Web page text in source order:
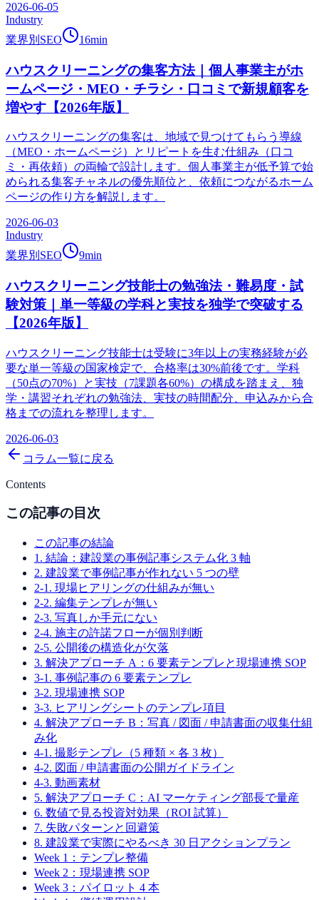
2026-06-05
Industry
業界別SEO
16min
ハウスクリーニングの集客方法｜個人事業主がホ
ームページ・MEO・チラシ・口コミで新規顧客を
増やす【2026年版】
ハウスクリーニングの集客は、地域で見つけてもらう導線
（MEO・ホームページ）とリピートを生む仕組み（口コ
ミ・再依頼）の両輪で設計します。個人事業主が低予算で始
められる集客チャネルの優先順位と、依頼につながるホーム
ページの作り方を解説します。
2026-06-03
Industry
業界別SEO
9min
ハウスクリーニング技能士の勉強法・難易度・試
験対策｜単一等級の学科と実技を独学で突破する
【2026年版】
ハウスクリーニング技能士は受験に3年以上の実務経験が必
要な単一等級の国家検定で、合格率は30%前後です。学科
（50点の70%）と実技（7課題各60%）の構成を踏まえ、独
学・講習それぞれの勉強法、実技の時間配分、申込みから合
格までの流れを整理します。
2026-06-03
コラム一覧に戻る
Contents
この記事の目次
この記事の結論
1. 結論：建設業の事例記事システム化 3 軸
2. 建設業で事例記事が作れない 5 つの壁
2-1. 現場ヒアリングの仕組みが無い
2-2. 編集テンプレが無い
2-3. 写真しか手元にない
2-4. 施主の許諾フローが個別判断
2-5. 公開後の構造化が欠落
3. 解決アプローチ A：6 要素テンプレと現場連携 SOP
3-1. 事例記事の 6 要素テンプレ
3-2. 現場連携 SOP
3-3. ヒアリングシートのテンプレ項目
4. 解決アプローチ B：写真 / 図面 / 申請書面の収集仕組
み化
4-1. 撮影テンプレ（5 種類 × 各 3 枚）
4-2. 図面 / 申請書面の公開ガイドライン
4-3. 動画素材
5. 解決アプローチ C：AI マーケティング部長で量産
6. 数値で見る投資対効果（ROI 試算）
7. 失敗パターンと回避策
8. 建設業で実際にやるべき 30 日アクションプラン
Week 1：テンプレ整備
Week 2：現場連携 SOP
Week 3：パイロット 4 本